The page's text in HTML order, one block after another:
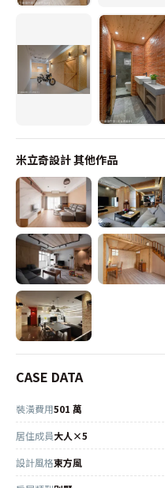
米立奇設計其他作品
CASE DATA
裝潢費用501 萬
居住成員大人×5
設計風格東方風